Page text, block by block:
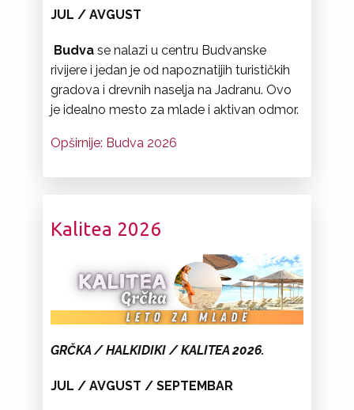
JUL / AVGUST
Budva se nalazi u centru Budvanske
rivijere i jedan je od napoznatijih turističkih
gradova i drevnih naselja na Jadranu. Ovo
je idealno mesto za mlade i aktivan odmor.
Opširnije: Budva 2026
Kalitea 2026
GRČKA / HALKIDIKI / KALITEA 2026.
JUL / AVGUST / SEPTEMBAR